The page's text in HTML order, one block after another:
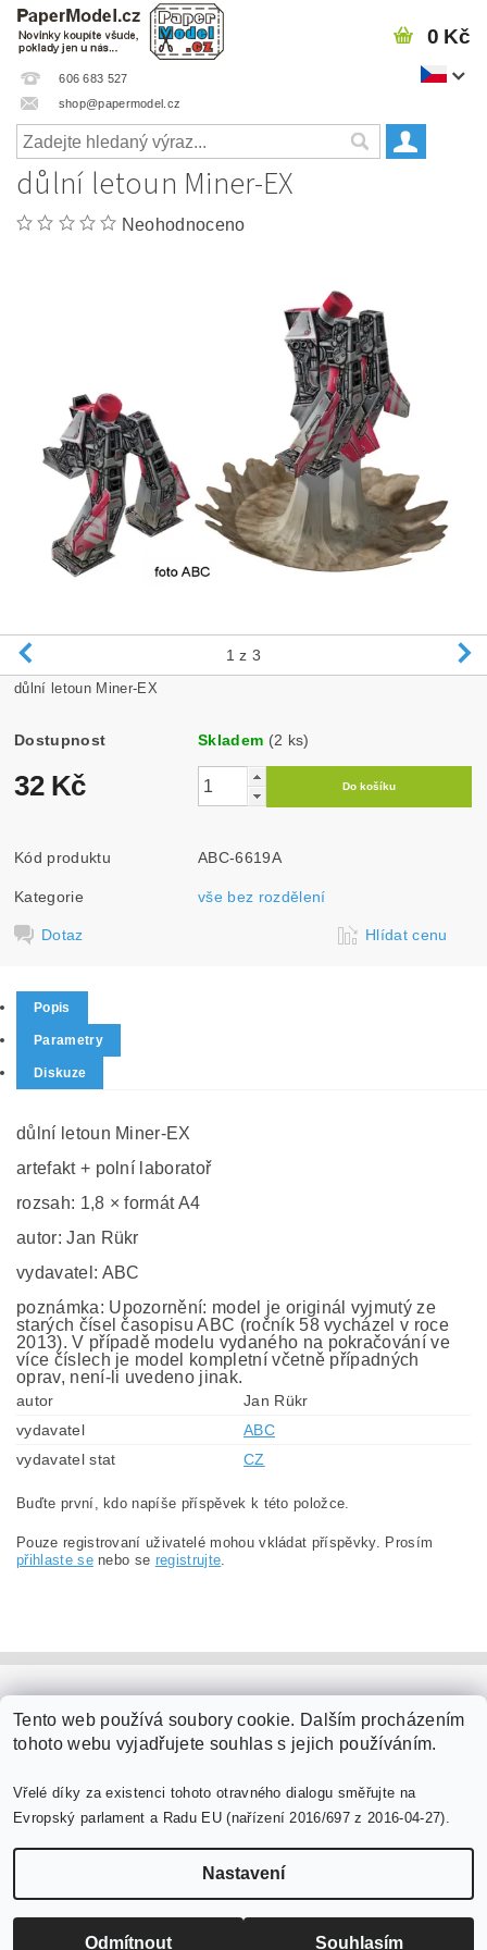
606 683 527
shop@papermodel.cz
0 Kč
důlní letoun Miner-EX
Neohodnoceno
1 z 3
důlní letoun Miner-EX
Dostupnost Skladem (2 ks)
32 Kč
Kód produktu ABC-6619A
Kategorie vše bez rozdělení
Dotaz Hlídat cenu
Popis
Parametry
Diskuze
důlní letoun Miner-EX
artefakt + polní laboratoř
rozsah: 1,8 × formát A4
autor: Jan Rükr
vydavatel: ABC
poznámka: Upozornění: model je originál vyjmutý ze
starých čísel časopisu ABC (ročník 58 vycházel v roce
2013). V případě modelu vydaného na pokračování ve
více číslech je model kompletní včetně případných
oprav, není-li uvedeno jinak.
autor
Jan Rükr
vydavatel
ABC
vydavatel stat
CZ
Buďte první, kdo napíše příspěvek k této položce.
Pouze registrovaní uživatelé mohou vkládat příspěvky. Prosím
přihlaste senebo se registrujte.
Vytvořil Shoptet
Tento web používá soubory cookie. Dalším procházením
tohoto webu vyjadřujete souhlas s jejich používáním.
Vřelé díky za existenci tohoto otravného dialogu směřujte na
Evropský parlament a Radu EU (nařízení 2016/697 z 2016-04-27).
Nastavení
Odmítnout Souhlasím